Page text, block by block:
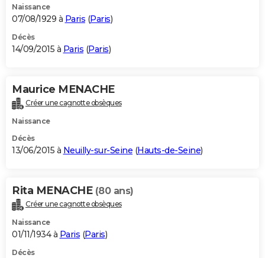
Naissance
07/08/1929 à Paris (Paris)
Décès
14/09/2015 à Paris (Paris)
Maurice MENACHE
Créer une cagnotte obsèques
Naissance
Décès
13/06/2015 à Neuilly-sur-Seine (Hauts-de-Seine)
Rita MENACHE (80 ans)
Créer une cagnotte obsèques
Naissance
01/11/1934 à Paris (Paris)
Décès